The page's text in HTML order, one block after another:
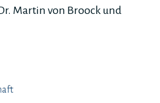
Martin von Broock und